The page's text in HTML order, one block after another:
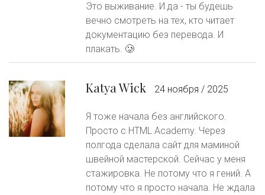
Это выживание. И да - ты будешь
вечно смотреть на тех, кто читает
документацию без перевода. И
плакать. 🥲
Katya Wick 24 ноября / 2025
Я тоже начала без английского.
Просто с HTML Academy. Через
полгода сделала сайт для маминой
швейной мастерской. Сейчас у меня
стажировка. Не потому что я гений. А
потому что я просто начала. Не ждала